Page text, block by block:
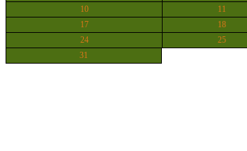
10
11
17
18
24
25
31